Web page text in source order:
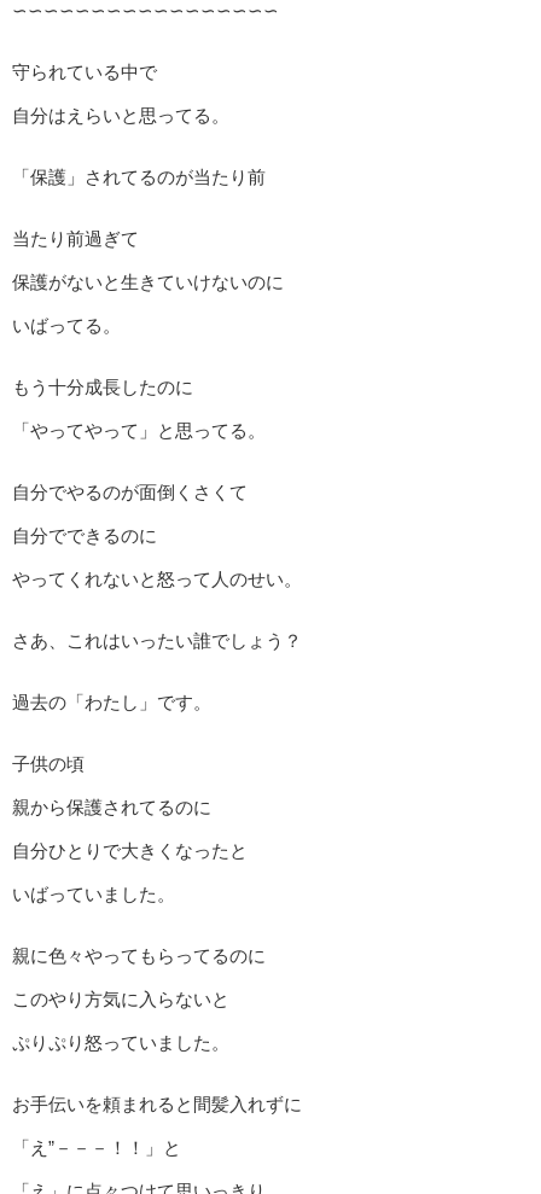
∽∽∽∽∽∽∽∽∽∽∽∽∽∽∽∽∽
守られている中で
自分はえらいと思ってる。
「保護」されてるのが当たり前
当たり前過ぎて
保護がないと生きていけないのに
いばってる。
もう十分成長したのに
「やってやって」と思ってる。
自分でやるのが面倒くさくて
自分でできるのに
やってくれないと怒って人のせい。
さあ、これはいったい誰でしょう？
過去の「わたし」です。
子供の頃
親から保護されてるのに
自分ひとりで大きくなったと
いばっていました。
親に色々やってもらってるのに
このやり方気に入らないと
ぷりぷり怒っていました。
お手伝いを頼まれると間髪入れずに
「え”－－－！！」と